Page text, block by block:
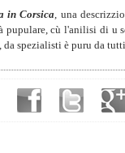
in Corsica, una
pupulare, cù l'anilisi di u
da spezialisti è puru da